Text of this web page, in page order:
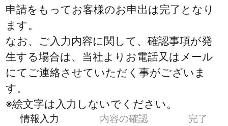
申請をもってお客様のお申出は完了となり
ます。
なお、ご入力内容に関して、確認事項が発
生する場合は、当社よりお電話又はメール
にてご連絡させていただく事がございま
す。
※絵文字は入力しないでください。
情報入力 内容の確認 完了